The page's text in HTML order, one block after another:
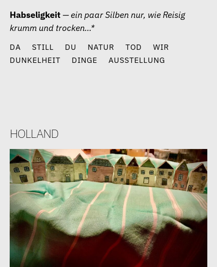
Inhalt
springen
Habseligkeit— ein paar Silben nur, wie Reisig
krumm und trocken…*
DA STILL DU NATUR TOD
WIR
DUNKELHEIT
DINGE AUSSTELLUNG
holland